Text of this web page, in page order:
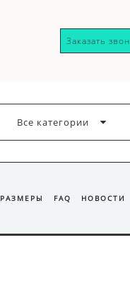
Заказать
Все категории
РАЗМЕРЫ FAQ НОВОСТИ